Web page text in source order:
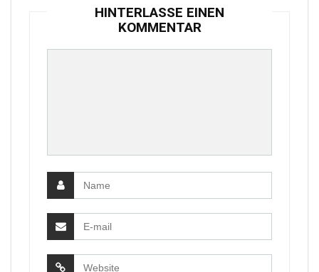
HINTERLASSE EINEN
KOMMENTAR